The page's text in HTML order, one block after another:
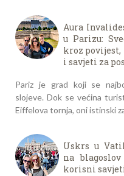
Aura
u Parizu:
kroz povijest,
i savjeti za
Pariz je grad koji se
slojeve. Dok se većina
Eiffelova tornja, oni istinski
Uskrs u
na
korisni